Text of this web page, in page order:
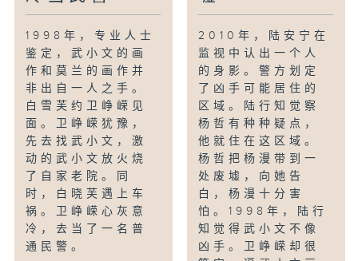
1998年，专业人士
鉴定，武小文的画
作和莫兰的画作并
非出自一人之手。
白雪芙约卫峥嵘见
面。卫峥嵘犹豫，
先去找武小文，激
动的武小文放火烧
了自家老院。同
时，白晓芙遇上车
祸。卫峥嵘心灰意
冷，去当了一名普
通民警。
2010年，陆安宁在
监视中认出一个人
的身影。警方划定
了凶手可能居住的
区域。陆行知觉察
杨哲有种种疑点，
他就住在这区域。
杨哲把杨漫带到一
处废墟，向她告
白，杨漫十分害
怕。1998年，陆行
知觉得武小文不像
凶手。卫峥嵘却很